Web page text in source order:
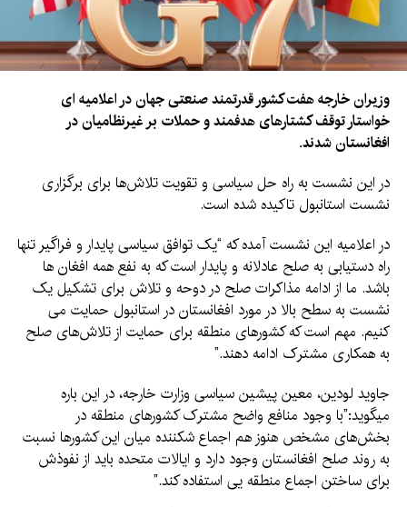
وزیران خارجه هفت کشور قدرتمند صنعتی جهان در اعلامیه ای
خواستار توقف کشتارهای هدفمند و حملات بر غیرنظامیان در
افغانستان شدند.
در این نشست به راه حل سیاسی و تقویت تلاش‌ها برای برگزاری
نشست استانبول تاکیده شده است.
در اعلامیه این نشست آمده که “یک توافق سیاسی پایدار و فراگیر تنها
راه دستیابی به صلح عادلانه و پایدار است که به نفع همه افغان ها
باشد. ما از ادامه مذاکرات صلح در دوحه و تلاش برای تشکیل یک
نشست به سطح بالا در مورد افغانستان در استانبول حمایت می
کنیم. مهم است که کشورهای منطقه برای حمایت از تلاش‌های صلح
به همکاری مشترک ادامه دهند.”
جاوید لودین، معین پیشین سیاسی وزارت خارجه، در این باره
میگوید:”با وجود منافع واضح مشترک کشورهای منطقه در
بخش‌های مشخص هنوز هم اجماع شکننده میان این کشورها نسبت
به روند صلح افغانستان وجود دارد و ایالات متحده باید از نفوذش
برای ساختن اجماع منطقه یی استفاده کند.”